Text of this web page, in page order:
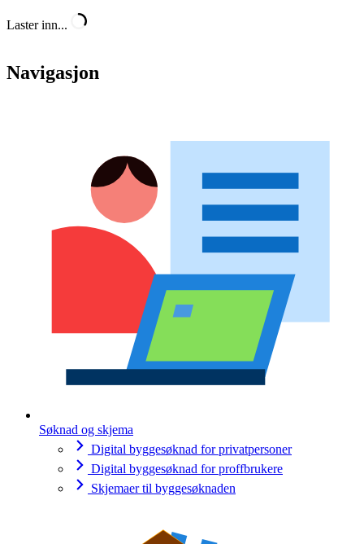
Laster inn...
Navigasjon
Søknad og skjema
Digital byggesøknad for privatpersoner
Digital byggesøknad for proffbrukere
Skjemaer til byggesøknaden